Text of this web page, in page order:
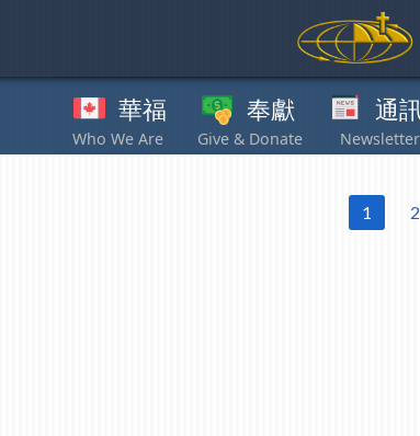
華福 奉獻 通訊 項目
1 2